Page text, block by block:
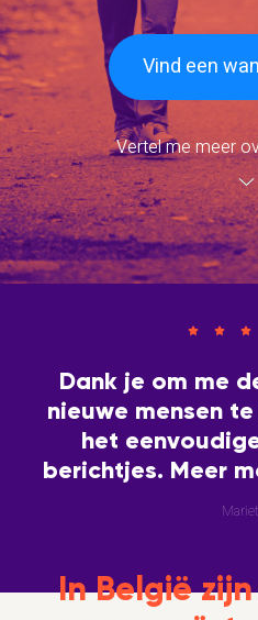
Vind een
Vertel me meer
Dank je om me
nieuwe mensen
het
berichtjes. Meer
In België